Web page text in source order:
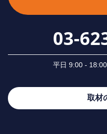
03-
平⽇ 9:00 - 18:00
取材